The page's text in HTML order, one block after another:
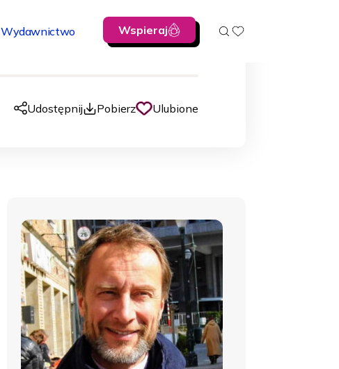
Wydawnictwo Wspieraj
Udostępnij Pobierz Ulubione